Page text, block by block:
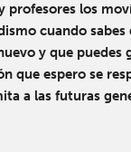
profesores los
cuando sabes
y que puedes
que espero se
a las futuras